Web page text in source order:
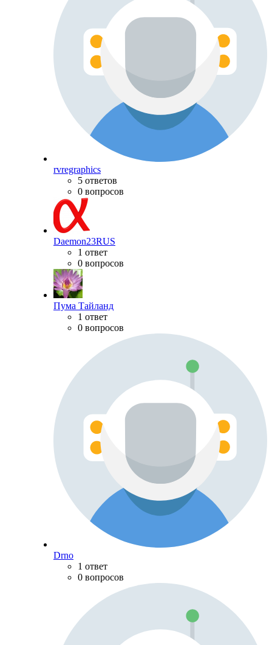
rvregraphics
5 ответов
0 вопросов
Daemon23RUS
1 ответ
0 вопросов
Пума Тайланд
1 ответ
0 вопросов
Drno
1 ответ
0 вопросов